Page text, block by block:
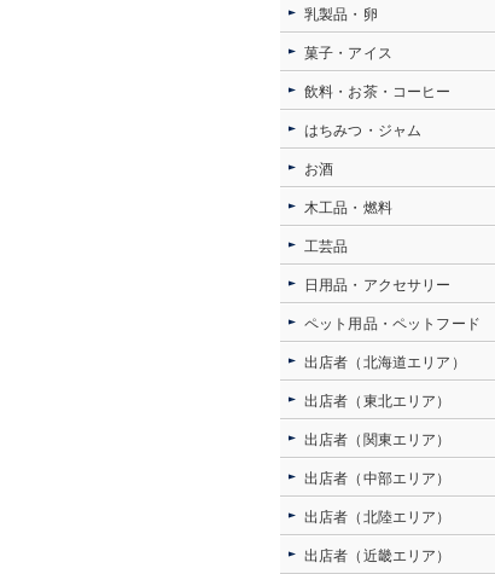
乳製品・卵
菓子・アイス
飲料・お茶・コーヒー
はちみつ・ジャム
お酒
木工品・燃料
工芸品
日用品・アクセサリー
ペット用品・ペットフード
出店者（北海道エリア）
出店者（東北エリア）
出店者（関東エリア）
出店者（中部エリア）
出店者（北陸エリア）
出店者（近畿エリア）